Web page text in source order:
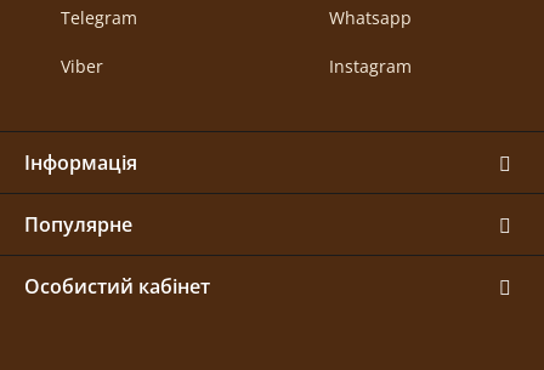
Telegram
Viber
Whatsapp
Instagram
Інформація
Популярне
Особистий кабінет